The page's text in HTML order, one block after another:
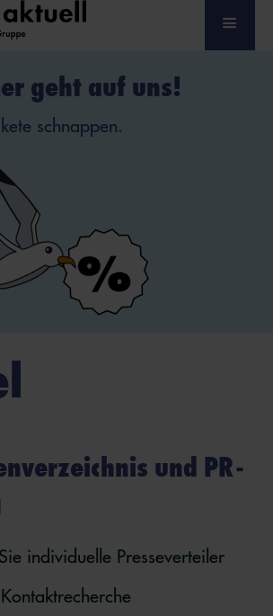
geht auf uns!
schnappen.
und PR-
individuelle Presseverteiler